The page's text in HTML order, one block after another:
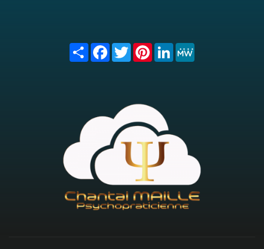
Share FacebookTwitterPinterest
LinkedIn